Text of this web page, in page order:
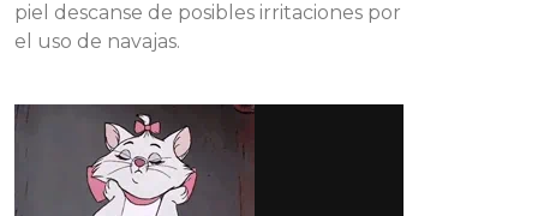
piel descanse de posibles irritaciones por
el uso de navajas.